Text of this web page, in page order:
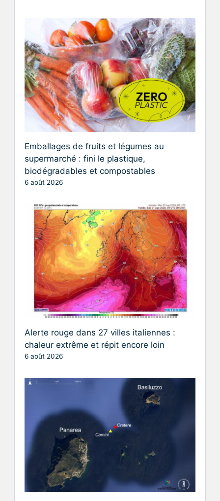
Emballages de fruits et légumes au
supermarché : fini le plastique,
biodégradables et compostables
6 août 2026
Alerte rouge dans 27 villes italiennes :
chaleur extrême et répit encore loin
6 août 2026